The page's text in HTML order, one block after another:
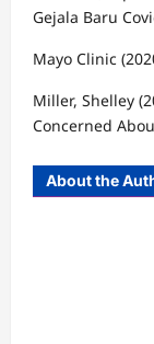
Gejala Baru
Mayo Clinic
Miller, Shelley
Concerned
About the